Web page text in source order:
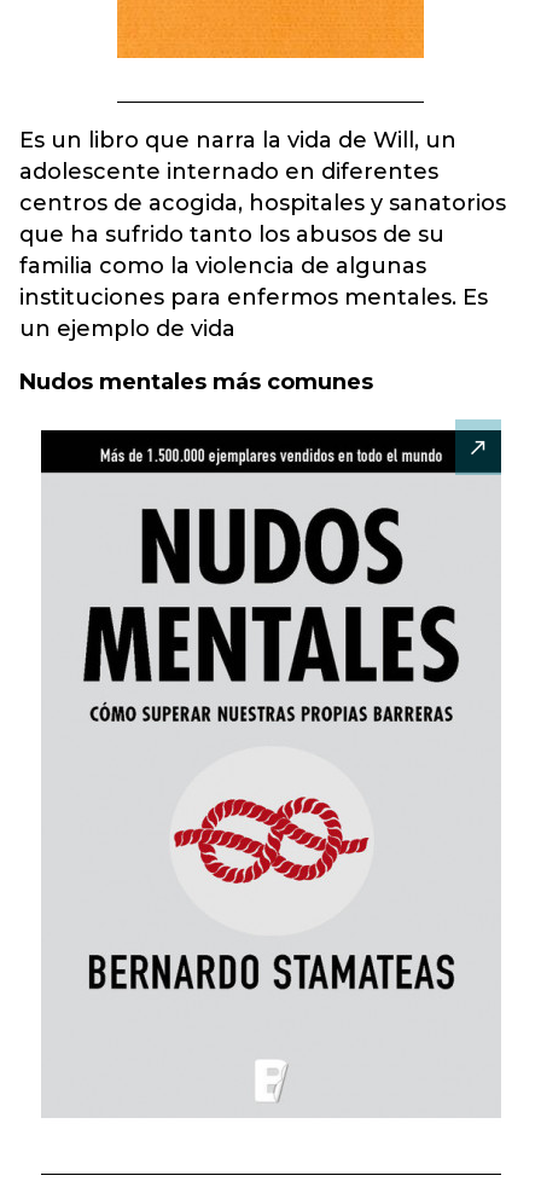
Es un libro que narra la vida de Will, un
adolescente internado en diferentes
centros de acogida, hospitales y sanatorios
que ha sufrido tanto los abusos de su
familia como la violencia de algunas
instituciones para enfermos mentales. Es
un ejemplo de vida
Nudos mentales más comunes